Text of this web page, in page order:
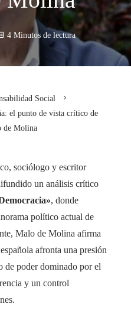
4 Minutos de lectura
Social
el punto de vista crítico de
de Molina
sociólogo y escritor
un análisis crítico
, donde
político actual de
Malo de Molina afirma
afronta una presión
de poder dominado por el
y un control